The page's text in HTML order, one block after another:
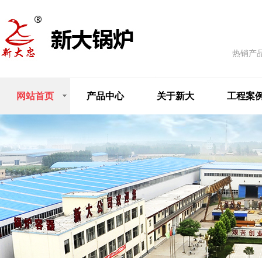
热销产
网站首页 产品中心 关于新大 工程案